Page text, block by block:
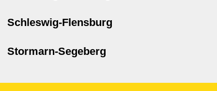
Schleswig-Flensburg
Stormarn-Segeberg